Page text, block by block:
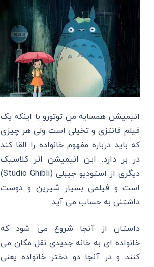
انیمیشن همسایه من توتورو با اینکه یک
فیلم فانتزی و تخیلی است ولی هر چیزی
که باید درباره مفهوم خانواده را القا کند
در بر دارد. این انیمیشن اثر کلاسیک
دیگری از استودیو جیبلی (Studio Ghibli)
است و فیلمی بسیار شیرین و دوست
داشتنی به حساب می آید.
داستان از آنجا شروع می شود که
خانواده ای به خانه جدیدی نقل مکان می
کنند و در آنجا دو دختر خانواده یعنی